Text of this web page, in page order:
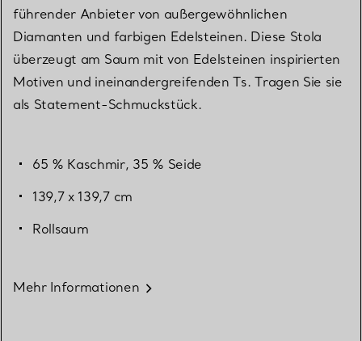
führender Anbieter von außergewöhnlichen
Diamanten und farbigen Edelsteinen. Diese Stola
überzeugt am Saum mit von Edelsteinen inspirierten
Motiven und ineinandergreifenden Ts. Tragen Sie sie
als Statement-Schmuckstück.
65 % Kaschmir, 35 % Seide
139,7 x 139,7 cm
Rollsaum
Mehr Informationen